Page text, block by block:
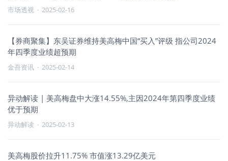
市场透视 · 2025-02-16
【券商聚集】东吴证券维持美高梅中国“买入”评级 指公司2024
年四季度业绩超预期
金吾资讯 · 2025-02-14
异动解读 | 美高梅盘中大涨14.55%,主因2024年第四季度业绩
优于预期
异动解读 · 2025-02-13
美高梅股价拉升11.75% 市值涨13.29亿美元